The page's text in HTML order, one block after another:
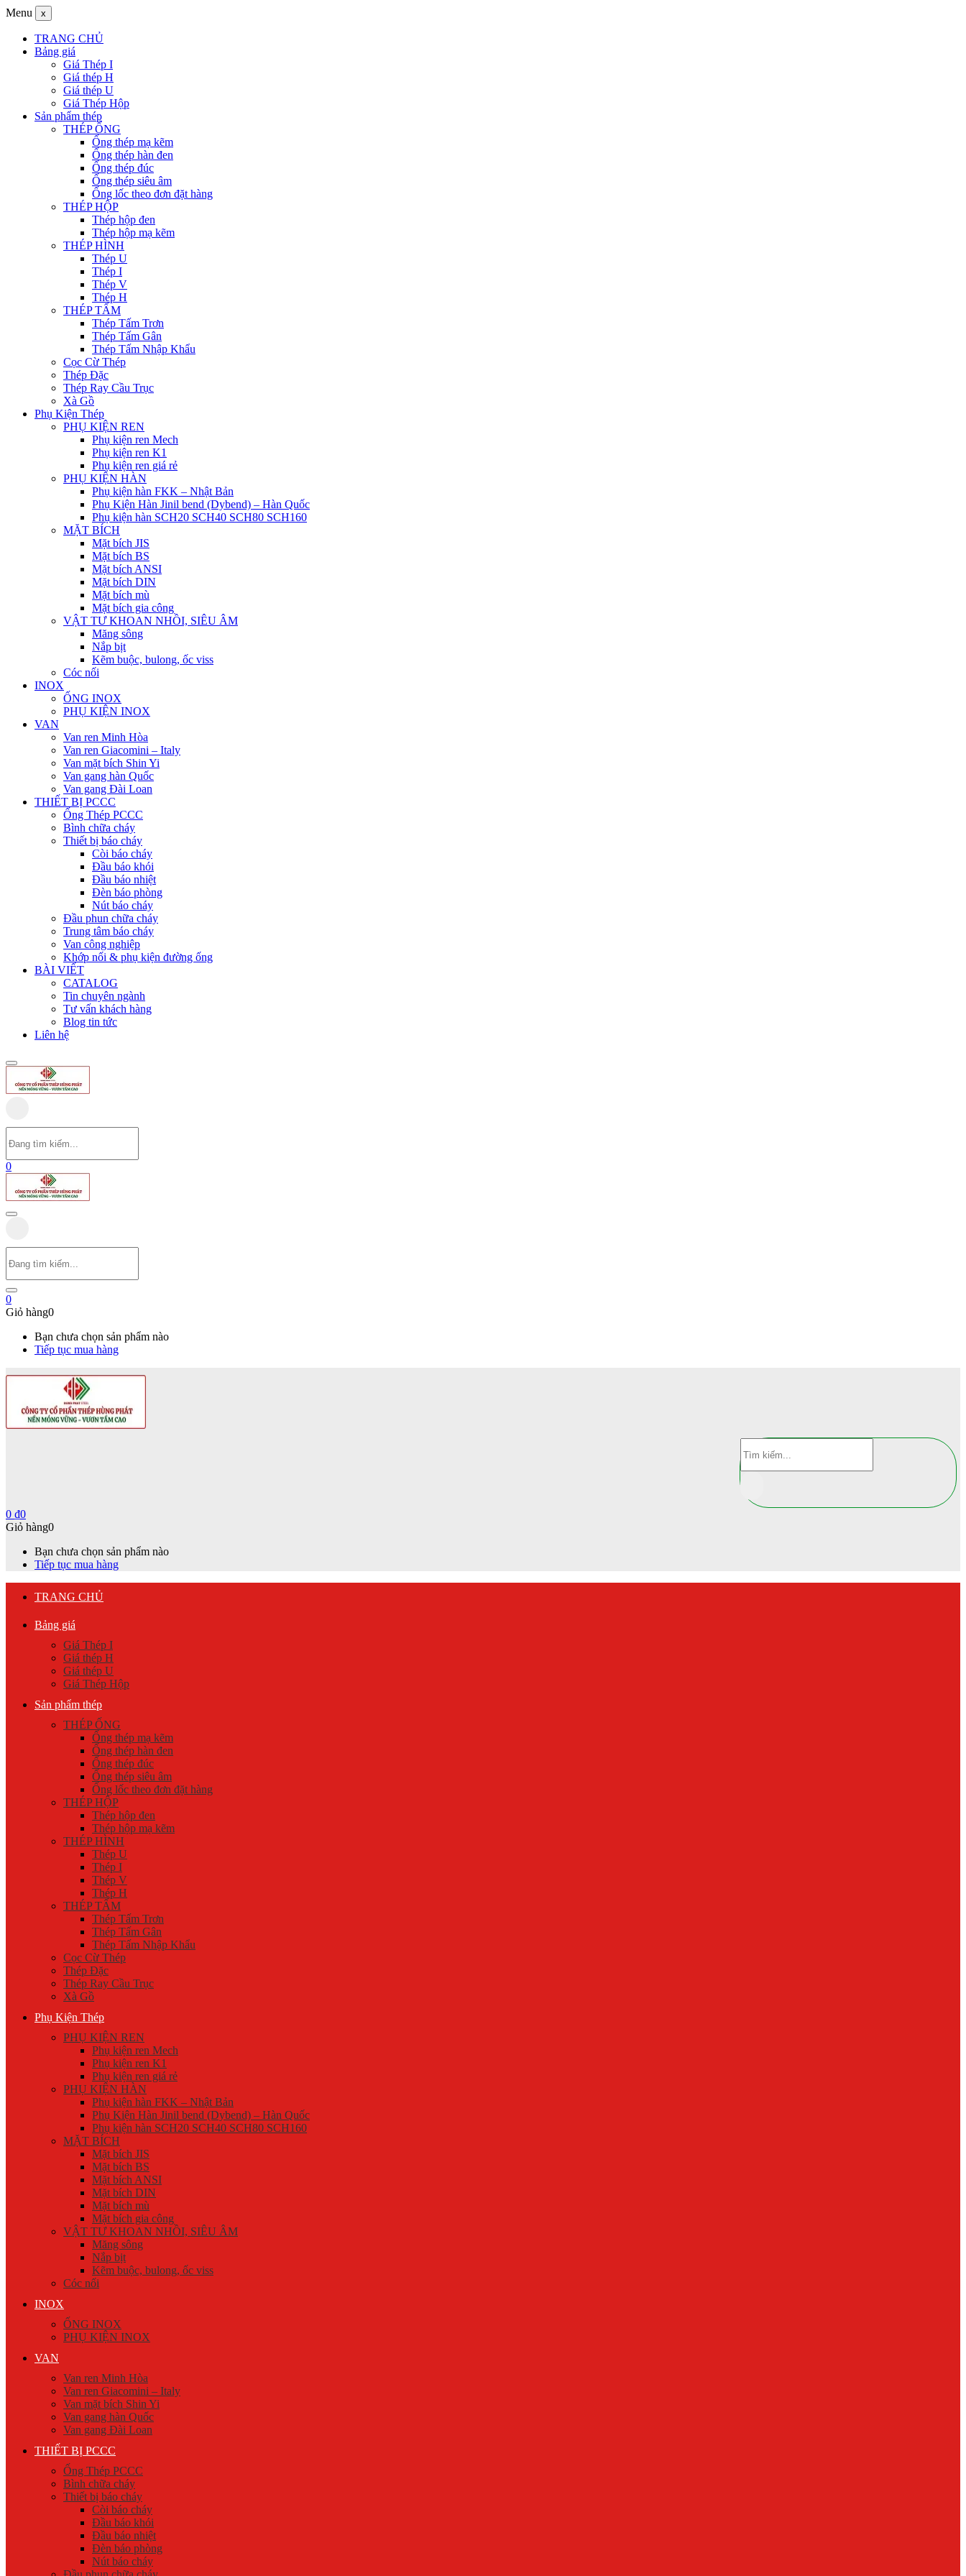
Menu x
TRANG CHỦ
Bảng giá
Giá Thép I
Giá thép H
Giá thép U
Giá Thép Hộp
Sản phẩm thép
THÉP ỐNG
Ống thép mạ kẽm
Ống thép hàn đen
Ống thép đúc
Ống thép siêu âm
Ống lốc theo đơn đặt hàng
THÉP HỘP
Thép hộp đen
Thép hộp mạ kẽm
THÉP HÌNH
Thép U
Thép I
Thép V
Thép H
THÉP TẤM
Thép Tấm Trơn
Thép Tấm Gân
Thép Tấm Nhập Khẩu
Cọc Cừ Thép
Thép Đặc
Thép Ray Cầu Trục
Xà Gồ
Phụ Kiện Thép
PHỤ KIỆN REN
Phụ kiện ren Mech
Phụ kiện ren K1
Phụ kiện ren giá rẻ
PHỤ KIỆN HÀN
Phụ kiện hàn FKK – Nhật Bản
Phụ Kiện Hàn Jinil bend (Dybend) – Hàn Quốc
Phụ kiện hàn SCH20 SCH40 SCH80 SCH160
MẶT BÍCH
Mặt bích JIS
Mặt bích BS
Mặt bích ANSI
Mặt bích DIN
Mặt bích mù
Mặt bích gia công
VẬT TƯ KHOAN NHỒI, SIÊU ÂM
Măng sông
Nắp bịt
Kẽm buộc, bulong, ốc viss
Cóc nối
INOX
ỐNG INOX
PHỤ KIỆN INOX
VAN
Van ren Minh Hòa
Van ren Giacomini – Italy
Van mặt bích Shin Yi
Van gang hàn Quốc
Van gang Đài Loan
THIẾT BỊ PCCC
Ống Thép PCCC
Bình chữa cháy
Thiết bị báo cháy
Còi báo cháy
Đầu báo khói
Đầu báo nhiệt
Đèn báo phòng
Nút báo cháy
Đầu phun chữa cháy
Trung tâm báo cháy
Van công nghiệp
Khớp nối & phụ kiện đường ống
BÀI VIẾT
CATALOG
Tin chuyên ngành
Tư vấn khách hàng
Blog tin tức
Liên hệ
0
0
Giỏ hàng0
Bạn chưa chọn sản phẩm nào
Tiếp tục mua hàng
0 ₫0
Giỏ hàng0
Bạn chưa chọn sản phẩm nào
Tiếp tục mua hàng
TRANG CHỦ
Bảng giá
Giá Thép I
Giá thép H
Giá thép U
Giá Thép Hộp
Sản phẩm thép
THÉP ỐNG
Ống thép mạ kẽm
Ống thép hàn đen
Ống thép đúc
Ống thép siêu âm
Ống lốc theo đơn đặt hàng
THÉP HỘP
Thép hộp đen
Thép hộp mạ kẽm
THÉP HÌNH
Thép U
Thép I
Thép V
Thép H
THÉP TẤM
Thép Tấm Trơn
Thép Tấm Gân
Thép Tấm Nhập Khẩu
Cọc Cừ Thép
Thép Đặc
Thép Ray Cầu Trục
Xà Gồ
Phụ Kiện Thép
PHỤ KIỆN REN
Phụ kiện ren Mech
Phụ kiện ren K1
Phụ kiện ren giá rẻ
PHỤ KIỆN HÀN
Phụ kiện hàn FKK – Nhật Bản
Phụ Kiện Hàn Jinil bend (Dybend) – Hàn Quốc
Phụ kiện hàn SCH20 SCH40 SCH80 SCH160
MẶT BÍCH
Mặt bích JIS
Mặt bích BS
Mặt bích ANSI
Mặt bích DIN
Mặt bích mù
Mặt bích gia công
VẬT TƯ KHOAN NHỒI, SIÊU ÂM
Măng sông
Nắp bịt
Kẽm buộc, bulong, ốc viss
Cóc nối
INOX
ỐNG INOX
PHỤ KIỆN INOX
VAN
Van ren Minh Hòa
Van ren Giacomini – Italy
Van mặt bích Shin Yi
Van gang hàn Quốc
Van gang Đài Loan
THIẾT BỊ PCCC
Ống Thép PCCC
Bình chữa cháy
Thiết bị báo cháy
Còi báo cháy
Đầu báo khói
Đầu báo nhiệt
Đèn báo phòng
Nút báo cháy